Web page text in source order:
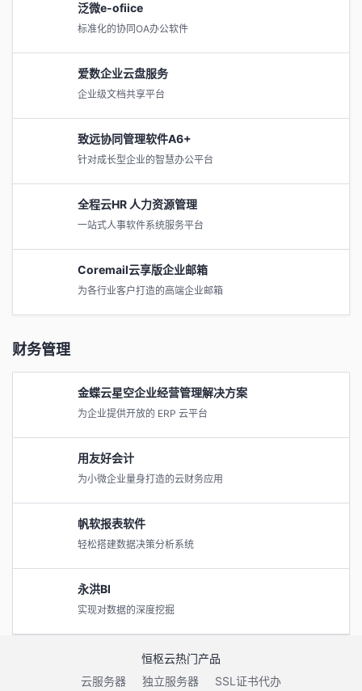
泛微e-ofiice
标准化的协同OA办公软件
爱数企业云盘服务
企业级文档共享平台
致远协同管理软件A6+
针对成长型企业的智慧办公平台
全程云HR 人力资源管理
一站式人事软件系统服务平台
Coremail云享版企业邮箱
为各行业客户打造的高端企业邮箱
财务管理
金蝶云星空企业经营管理解决方案
为企业提供开放的 ERP 云平台
用友好会计
为小微企业量身打造的云财务应用
帆软报表软件
轻松搭建数据决策分析系统
永洪BI
实现对数据的深度挖掘
恒枢云热门产品
云服务器
独立服务器 SSL证书代办